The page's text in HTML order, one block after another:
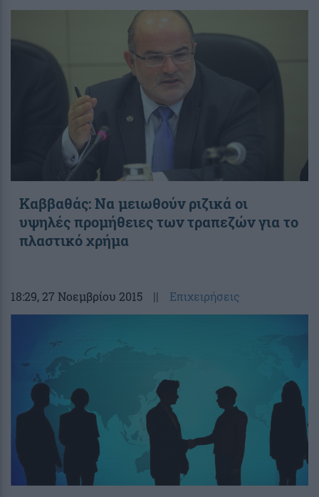
Καββαθάς: Να μειωθούν ριζικά οι
υψηλές προμήθειες των τραπεζών για το
πλαστικό χρήμα
18:29, 27 Νοεμβρίου 2015 || Επιχειρήσεις